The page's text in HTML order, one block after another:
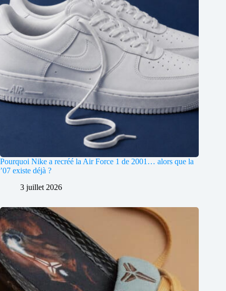
Pourquoi Nike a recréé la Air Force 1 de 2001… alors que la
’07 existe déjà ?
3 juillet 2026